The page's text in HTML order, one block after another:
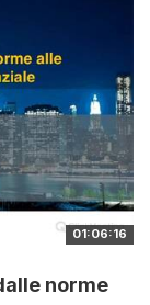
01:06:16
norme